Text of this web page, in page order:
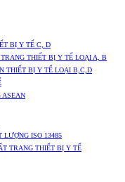
BỊ Y TẾ C, D
THIẾT BỊ Y TẾ LOẠI A, B
THIẾT BỊ Y TẾ LOẠI B,C,D
ASEAN
LƯỢNG ISO 13485
TRANG THIẾT BỊ Y TẾ